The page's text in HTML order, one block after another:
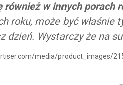
również w innych porach
roku, może być właśnie
dzień. Wystarczy że na
media/product_images/